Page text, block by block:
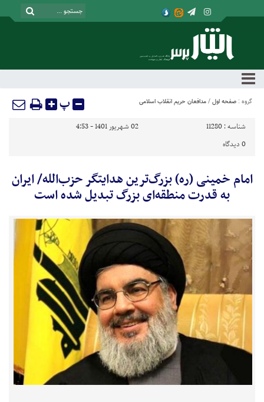
گروه : صفحه اول / مدافعان حریم انقلاب اسلامی پ
شناسه : 11280
02 شهریور 1401 - 4:53
0 دیدگاه
امام خمینی (ره) بزرگ‌ترین هدایتگر حزب‌الله/ ایران
به قدرت منطقه‌ای بزرگ تبدیل شده است